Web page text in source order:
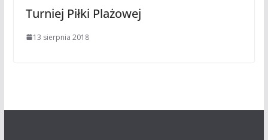
Turniej Piłki Plażowej
13 sierpnia 2018